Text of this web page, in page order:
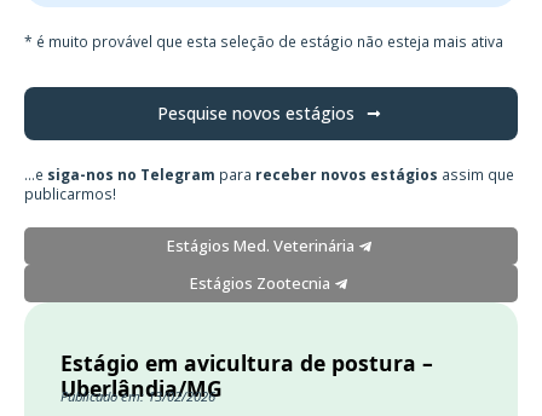
* é muito provável que esta seleção de estágio não esteja mais ativa
Pesquise novos estágios
...e siga-nos no Telegram para receber novos estágios assim que
publicarmos!
Estágios Med. Veterinária
Estágios Zootecnia
Estágio em avicultura de postura –
Uberlândia/MG
Publicado em: 13/02/2026